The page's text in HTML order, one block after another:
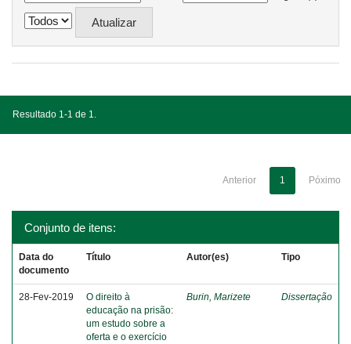
Resultado 1-1 de 1.
Anterior 1 Póximo
Conjunto de itens:
Data do
documento
Título Autor(es) Tipo
28-Fev-2019
O direito à
educação na prisão:
um estudo sobre a
oferta e o exercício
Burin, Marizete Dissertação